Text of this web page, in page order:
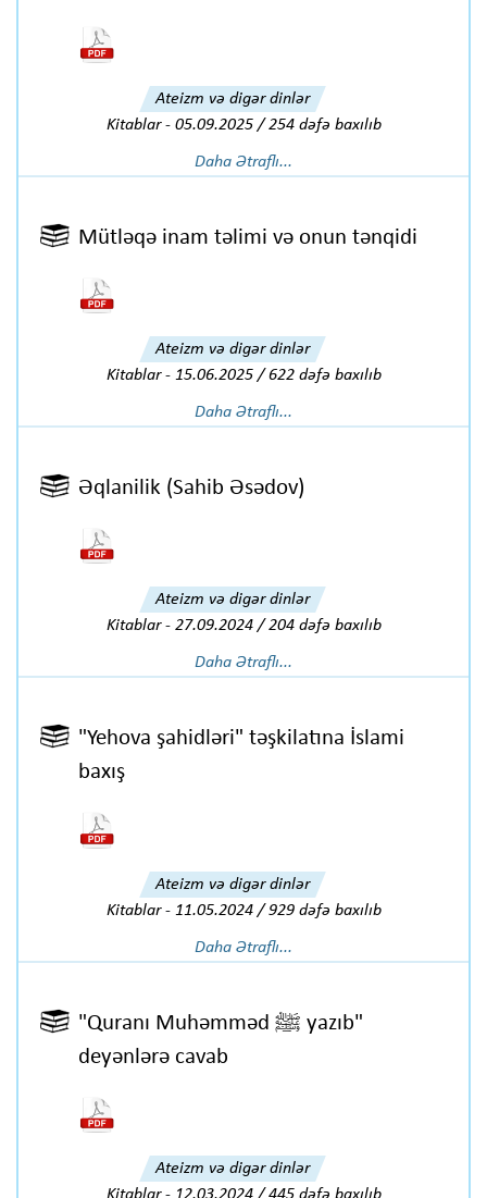
Ateizm və digər dinlər
Kitablar- 05.09.2025 / 254 dəfə baxılıb
Daha Ətraflı...
Mütləqə inam təlimi və onun tənqidi
Ateizm və digər dinlər
Kitablar- 15.06.2025 / 622 dəfə baxılıb
Daha Ətraflı...
Əqlanilik (Sahib Əsədov)
Ateizm və digər dinlər
Kitablar- 27.09.2024 / 204 dəfə baxılıb
Daha Ətraflı...
"Yehova şahidləri" təşkilatına İslami
baxış
Ateizm və digər dinlər
Kitablar- 11.05.2024 / 929 dəfə baxılıb
Daha Ətraflı...
"Quranı Muhəmməd ﷺ yazıb"
deyənlərə cavab
Ateizm və digər dinlər